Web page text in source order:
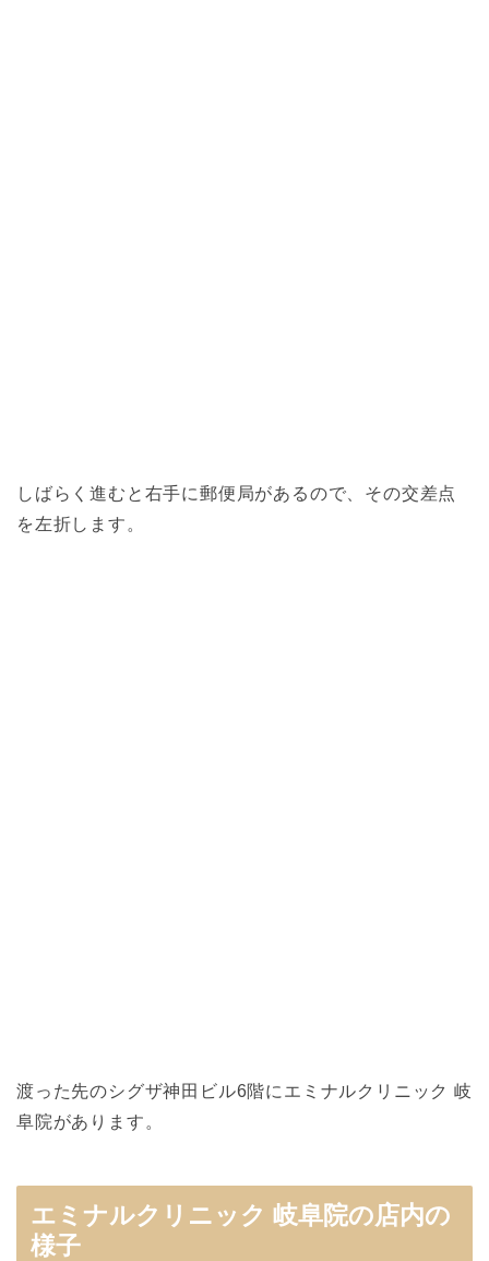
しばらく進むと右手に郵便局があるので、その交差点
を左折します。
渡った先のシグザ神田ビル6階にエミナルクリニック 岐
阜院があります。
エミナルクリニック 岐阜院の店内の
様子